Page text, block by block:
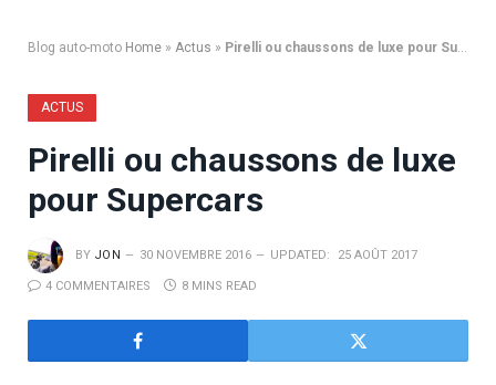
Blog auto-moto Home » Actus » Pirelli ou chaussons de luxe pour Supercars
ACTUS
Pirelli ou chaussons de luxe
pour Supercars
BY JON 30 NOVEMBRE 2016 UPDATED: 25 AOÛT 2017
4 COMMENTAIRES 8 MINS READ